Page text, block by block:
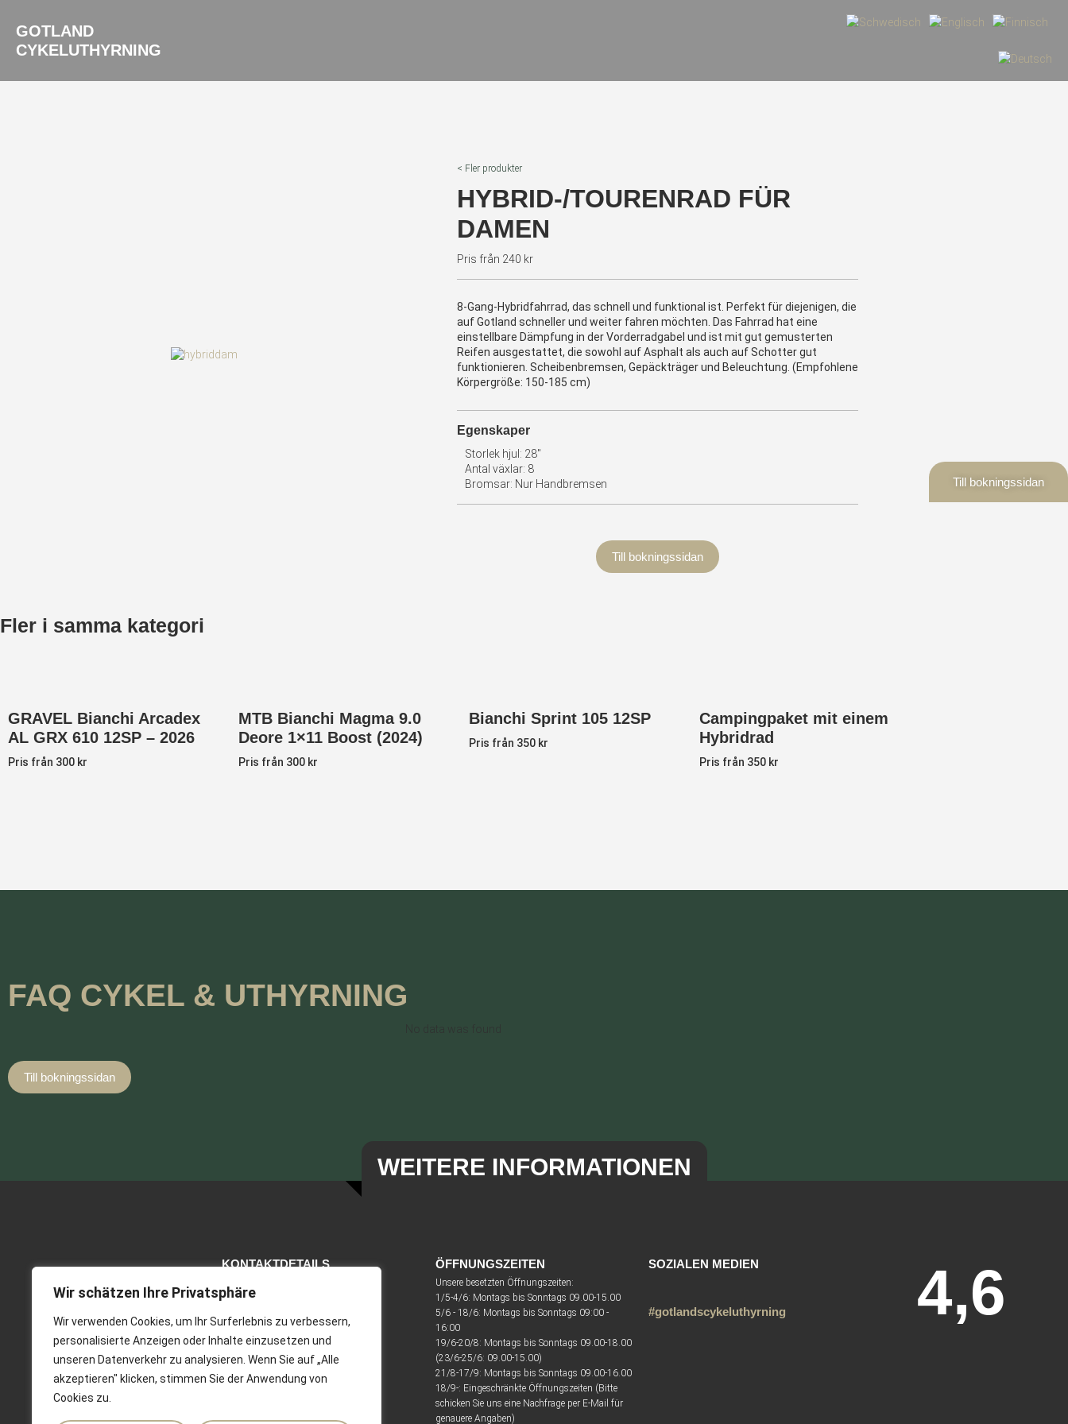
Wir schätzen Ihre Privatsphäre
Wir verwenden Cookies, um Ihr Surferlebnis zu verbessern,
personalisierte Anzeigen oder Inhalte einzusetzen und
unseren Datenverkehr zu analysieren. Wenn Sie auf „Alle
akzeptieren" klicken, stimmen Sie der Anwendung von
Cookies zu.
GOTLAND
CYKELUTHYRNING
< Fler produkter
HYBRID-/TOURENRAD FÜR
DAMEN
Pris från 240 kr
8-Gang-Hybridfahrrad, das schnell und funktional ist. Perfekt für diejenigen, die
auf Gotland schneller und weiter fahren möchten. Das Fahrrad hat eine
einstellbare Dämpfung in der Vorderradgabel und ist mit gut gemusterten
Reifen ausgestattet, die sowohl auf Asphalt als auch auf Schotter gut
funktionieren. Scheibenbremsen, Gepäckträger und Beleuchtung. (Empfohlene
Körpergröße: 150-185 cm)
Egenskaper
Storlek hjul: 28"
Antal växlar: 8
Bromsar: Nur Handbremsen
Till bokningssidan
Fler i samma kategori
GRAVEL Bianchi Arcadex
AL GRX 610 12SP – 2026
Pris från 300 kr
MTB Bianchi Magma 9.0
Deore 1×11 Boost (2024)
Pris från 300 kr
Bianchi Sprint 105 12SP
Pris från 350 kr
Campingpaket mit einem
Hybridrad
Pris från 350 kr
Till bokningssidan
FAQ CYKEL & UTHYRNING
Till bokningssidan
WEITERE INFORMATIONEN
KONTAKTDETAILS
Skeppsbron 2, 621 57 Visby
+46 498-21 41 33
info@gotlandscykeluthyrning.com
ÖFFNUNGSZEITEN
Unsere besetzten Öffnungszeiten:
1/5-4/6: Montags bis Sonntags 09.00-15.00
5/6 - 18/6: Montags bis Sonntags 09:00 -
16:00
19/6-20/8: Montags bis Sonntags 09.00-18.00
(23/6-25/6: 09.00-15.00)
21/8-17/9: Montags bis Sonntags 09.00-16.00
18/9-: Eingeschränkte Öffnungszeiten (Bitte
schicken Sie uns eine Nachfrage per E-Mail für
genauere Angaben)
SOZIALEN MEDIEN
#gotlandscykeluthyrning 4,6